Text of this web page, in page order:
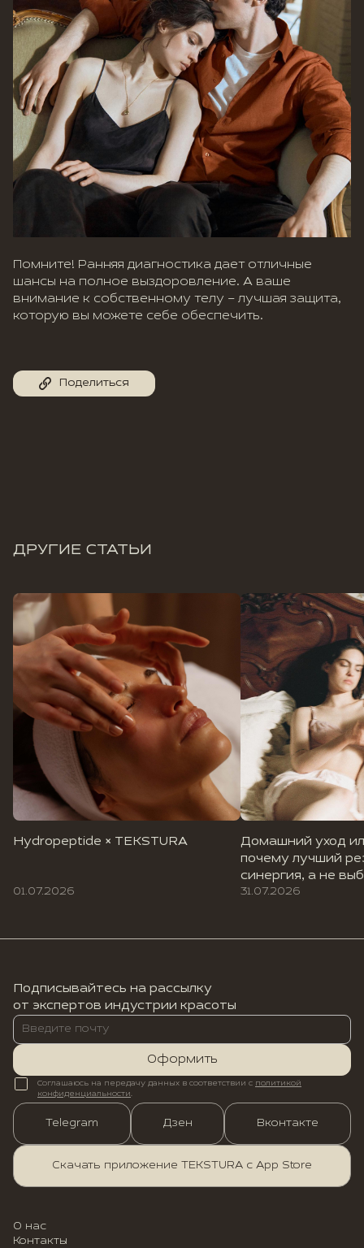
Помните! Ранняя диагностика дает отличные
шансы на полное выздоровление. А ваше
внимание к собственному телу – лучшая защита,
которую вы можете себе обеспечить.
Поделиться
ДРУГИЕ СТАТЬИ
Hydropeptide × TEKSTURA
01.07.2026
Домашний уход
почему лучший
синергия, а не
31.07.2026
Подписывайтесь на рассылку
от экспертов индустрии красоты
Оформить
Соглашаюсь на передачу данных в соответствии с политикой
конфиденциальности.
Telegram Дзен Вконтакте
Скачать приложение TEKSTURA с App Store
О нас
Контакты